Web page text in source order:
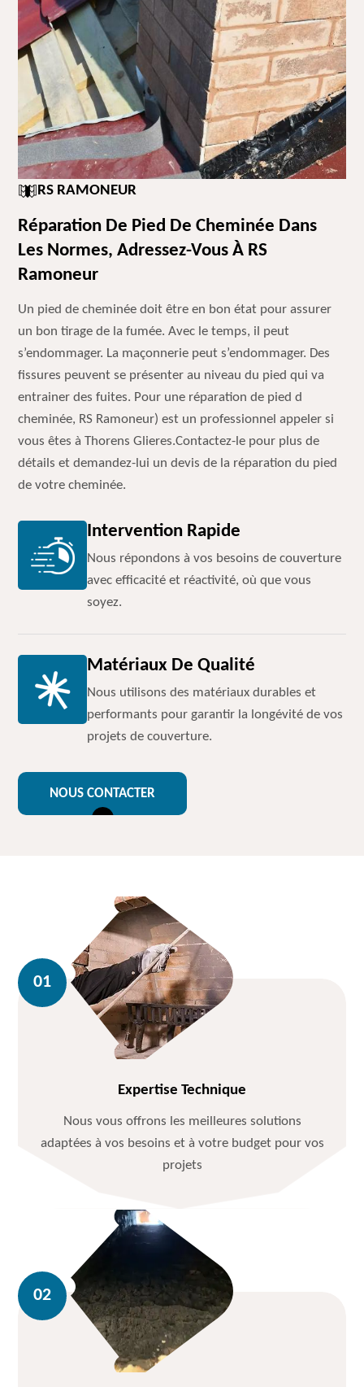
RS RAMONEUR
Réparation De Pied De Cheminée Dans
Les Normes, Adressez-Vous À RS
Ramoneur
Un pied de cheminée doit être en bon état pour assurer
un bon tirage de la fumée. Avec le temps, il peut
s’endommager. La maçonnerie peut s’endommager. Des
fissures peuvent se présenter au niveau du pied qui va
entrainer des fuites. Pour une réparation de pied d
cheminée, RS Ramoneur) est un professionnel appeler si
vous êtes à Thorens Glieres.Contactez-le pour plus de
détails et demandez-lui un devis de la réparation du pied
de votre cheminée.
Intervention Rapide
Nous répondons à vos besoins de couverture
avec efficacité et réactivité, où que vous
soyez.
Matériaux De Qualité
Nous utilisons des matériaux durables et
performants pour garantir la longévité de vos
projets de couverture.
NOUS CONTACTER
Expertise Technique
Nous vous offrons les meilleures solutions
adaptées à vos besoins et à votre budget pour vos
projets